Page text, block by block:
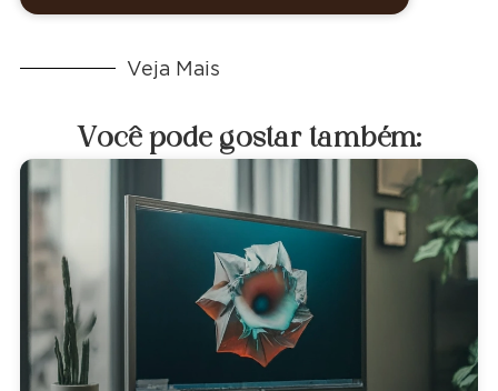
Veja Mais
Você pode gostar também: